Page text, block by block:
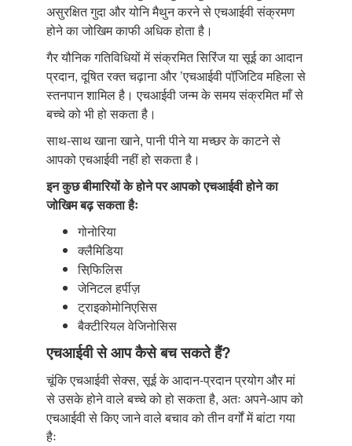
असुरक्षित गुदा और योनि मैथुन करने से एचआईवी संक्रमण
होने का जोखिम काफी अधिक होता है।
गैर यौनिक गतिविधियों में संक्रमित सिरिंज या सूई का आदान
प्रदान, दूषित रक्त चढ़ाना और ’एचआईवी पॉजि़टिव महिला से
स्तनपान शामिल है। एचआईवी जन्म के समय संक्रमित माँ से
बच्चे को भी हो सकता है।
साथ-साथ खाना खाने, पानी पीने या मच्छर के काटने से
आपको एचआईवी नहीं हो सकता है।
इन कुछ बीमारियों के होने पर आपको एचआईवी होने का
जोखिम बढ़ सकता हैः
गोनोरिया
क्लैमिडिया
सिफि़लिस
जेनिटल हर्पीज़
ट्राइकोमोनिएसिस
बैक्टीरियल वेजिनोसिस
एचआईवी से आप कैसे बच सकते हैं?
चूंकि एचआईवी सेक्स, सूई के आदान-प्रदान प्रयोग और मां
से उसके होने वाले बच्चे को हो सकता है, अतः अपने-आप को
एचआईवी से किए जाने वाले बचाव को तीन वर्गों में बांटा गया
हैः